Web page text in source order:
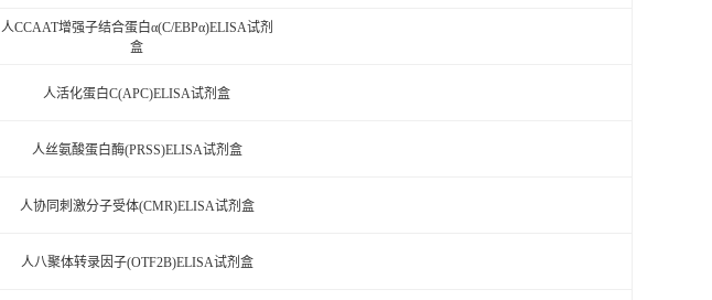
人CCAAT增强子结合蛋白α(C/EBPα)ELISA试剂
盒
人活化蛋白C(APC)ELISA试剂盒
人丝氨酸蛋白酶(PRSS)ELISA试剂盒
人协同刺激分子受体(CMR)ELISA试剂盒
人八聚体转录因子(OTF2B)ELISA试剂盒